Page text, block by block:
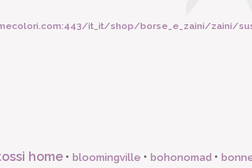
it_it/shop/borse_e_zaini/zaini/
home • bloomingville • bohonomad •